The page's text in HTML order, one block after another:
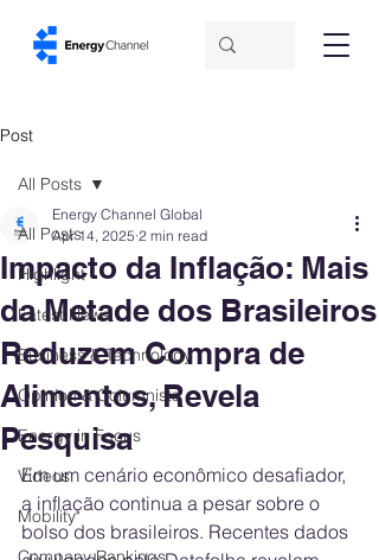
Post
All Posts
Highlight
Latest News
Business & Technology
Opinion & Columnists
Energy in Focus
Videos
Mobility
All Posts
Impacto da Inflação: Mais
da Metade dos Brasileiros
Reduzem Compra de
Alimentos, Revela
Pesquisa
Energy Channel Global
Apr 14, 2025 2 min read
Em um cenário econômico desafiador,
a inflação continua a pesar sobre o
bolso dos brasileiros. Recentes dados